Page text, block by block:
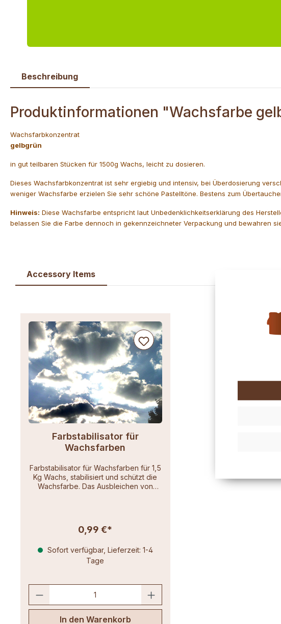
Beschreibung
Produktinformationen "Wachsfarbe
Wachsfarbkonzentrat
gelbgrün
in gut teilbaren Stücken für 1500g Wachs, leicht zu dosieren.
Dieses Wachsfarbkonzentrat ist sehr ergiebig und intensiv, bei Überdosierung
weniger Wachsfarbe erzielen Sie sehr schöne Pastelltöne. Bestens zum
Hinweis: Diese Wachsfarbe entspricht laut Unbedenklichkeitserklärung des
belassen Sie die Farbe dennoch in gekennzeichneter Verpackung und bewahren
Accessory Items
Farbstabilisator für
Wachsfarben
Farbstabilisator für Wachsfarben für 1,5
Kg Wachs, stabilisiert und schützt die
Wachsfarbe. Das Ausbleichen von
"aufgebraucht" ist). Die Verwendung
notwendig für Kerzen, die für den
baldigen Abbrand bestimmt sind. Eine
Hinweis: Bitte belassen Sie den
Farbstabilisator in gekennzeichneter
Verpackung und bewahren sie für
Kinder und verwirrte Personen
0,99 €*
Sofort verfügbar, Lieferzeit: 1-4
Tage
In den Warenkorb